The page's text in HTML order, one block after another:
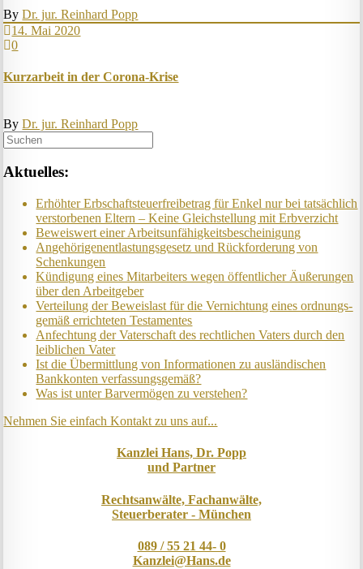
ByDr. jur. Reinhard Popp
14. Mai 2020
0
Kurzarbeit in der Corona-Krise
ByDr. jur. Reinhard Popp
Aktuelles:
Erhöhter Erb­schaft­steuer­frei­be­trag für Enkel nur bei tat­säch­lich
ver­storb­en­en Eltern – Keine Gleich­stell­ung mit Erb­verzicht
Beweis­wert einer Arbeits­un­fähig­keits­be­scheinig­ung
Angehörigenent­lastungs­ge­setz und Rück­ford­er­ung von
Schenk­ung­en
Kündigung eines Mit­ar­beit­ers wegen öffent­lich­er Äuß­er­ung­en
über den Ar­beit­geber
Ver­teil­ung der Be­weis­last für die Ver­nicht­ung eines ord­nungs­
ge­mäß er­richt­et­en Test­ament­es
Anfechtung der Vaterschaft des rechtlichen Vaters durch den
leiblichen Vater
Ist die Über­mitt­lung von In­for­mat­ion­en zu aus­länd­isch­en
Bank­kont­en ver­fass­ungs­ge­mäß?
Was ist unter Barvermögen zu verstehen?
Nehmen Sie einfach Kontakt zu uns auf...
Kanzlei Hans, Dr. Popp
und Partner
Rechtsanwälte, Fachanwälte,
Steuerberater - München
089 / 55 21 44- 0
Kanzlei@Hans.de